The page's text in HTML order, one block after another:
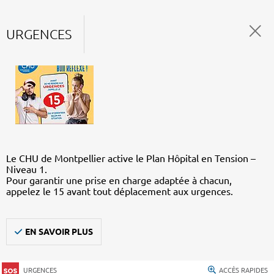
URGENCES
Le CHU de Montpellier active le Plan Hôpital en Tension –
Niveau 1.
Pour garantir une prise en charge adaptée à chacun,
appelez le 15 avant tout déplacement aux urgences.
EN SAVOIR PLUS
URGENCES ACCÈS RAPIDES